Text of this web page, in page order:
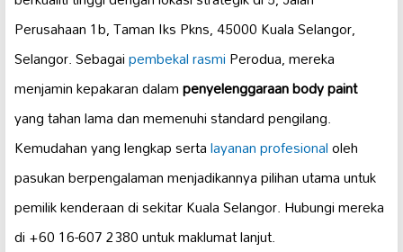
Perusahaan 1b, Taman Iks Pkns, 45000 Kuala Selangor,
Selangor. Sebagaipembekal rasmiPerodua, mereka
menjamin kepakaran dalampenyelenggaraan body paint
yang tahan lama dan memenuhi standard pengilang.
Kemudahan yang lengkap sertalayanan profesionaloleh
pasukan berpengalaman menjadikannya pilihan utama untuk
pemilik kenderaan di sekitar Kuala Selangor. Hubungi mereka
di +60 16-607 2380 untuk maklumat lanjut.